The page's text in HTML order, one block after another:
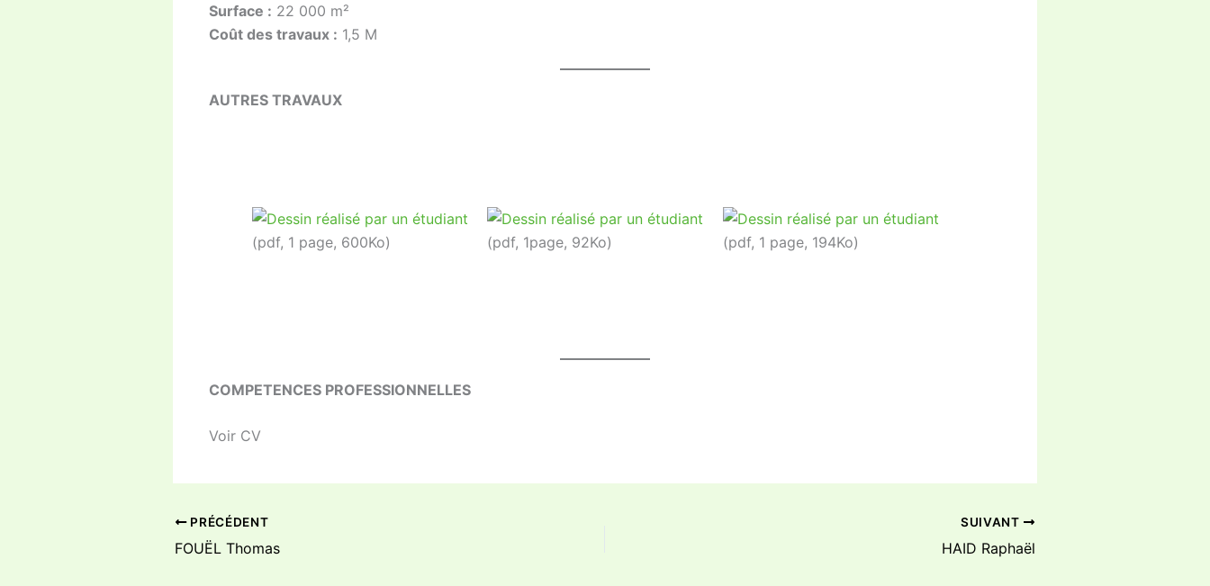
Surface : 22 000 m²
Coût des travaux : 1,5 M
AUTRES TRAVAUX
(pdf, 1 page, 600Ko) (pdf, 1page, 92Ko) (pdf, 1 page, 194Ko)
COMPETENCES PROFESSIONNELLES
Voir CV
PRÉCÉDENT
FOUËL Thomas
SUIVANT
HAID Raphaël